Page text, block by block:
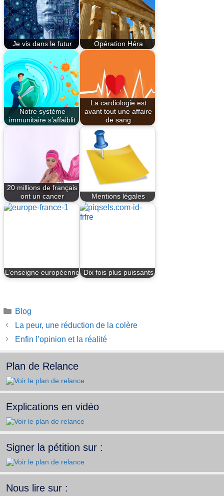
Je vis dans le futur Opération Héra
Notre système
immunitaire s’affaiblit
La cardiologie est
avant tout une affaire
de sang
20 millions de français
ont un cancer
Mentions légales
L’enseigne européenne Dix fois plus puissants
Catégories
Blog
La peur, une réduction de la colère
Enfin l’opinion et la réalité
Plan de Relance
Explications en vidéo
Signer la pétition sur :
Nous lire sur :